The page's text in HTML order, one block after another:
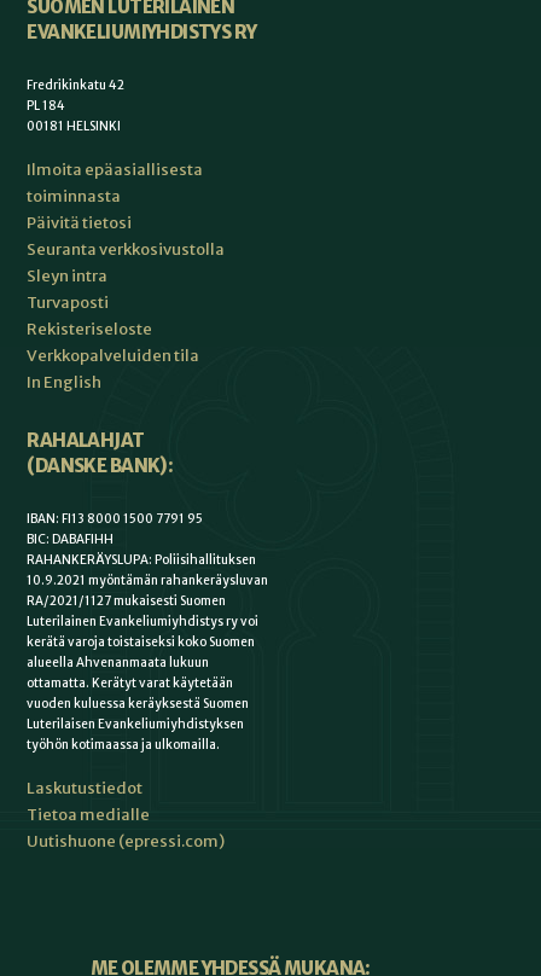
SUOMEN LUTERILAINEN
EVANKELIUMIYHDISTYS RY
Fredrikinkatu 42
PL 184
00181 HELSINKI
Ilmoita epäasiallisesta
toiminnasta
Päivitä tietosi
Seuranta verkkosivustolla
Sleyn intra
Turvaposti
Rekisteriseloste
Verkkopalveluiden tila
In English
RAHALAHJAT
(DANSKE BANK):
IBAN: FI13 8000 1500 7791 95
BIC: DABAFIHH
RAHANKERÄYSLUPA: Poliisihallituksen
10.9.2021 myöntämän rahankeräysluvan
RA/2021/1127 mukaisesti Suomen
Luterilainen Evankeliumiyhdistys ry voi
kerätä varoja toistaiseksi koko Suomen
alueella Ahvenanmaata lukuun
ottamatta. Kerätyt varat käytetään
vuoden kuluessa keräyksestä Suomen
Luterilaisen Evankeliumiyhdistyksen
työhön kotimaassa ja ulkomailla.
Laskutustiedot
Tietoa medialle
Uutishuone (epressi.com)
ME OLEMME YHDESSÄ MUKANA: